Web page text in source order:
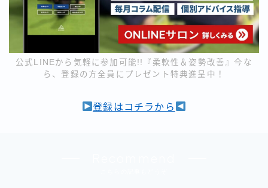
公式LINEから気軽に参加可能!!『柔軟性＆姿勢改善』今な
ら、登録の方全員にプレゼント特典進呈中！
登録はコチラから